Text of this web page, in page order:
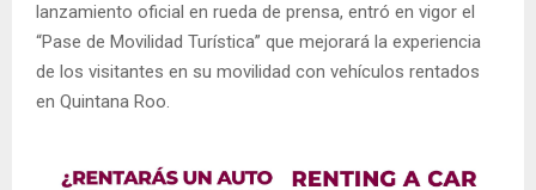
lanzamiento oficial en rueda de prensa, entró en vigor el
“Pase de Movilidad Turística” que mejorará la experiencia
de los visitantes en su movilidad con vehículos rentados
en Quintana Roo.